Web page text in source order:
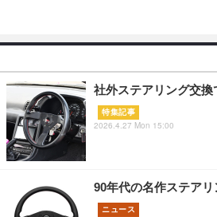
社外ステアリング交
特集記事
2026.4.27 Mon 15:00
90年代の名作ステア
ニュース